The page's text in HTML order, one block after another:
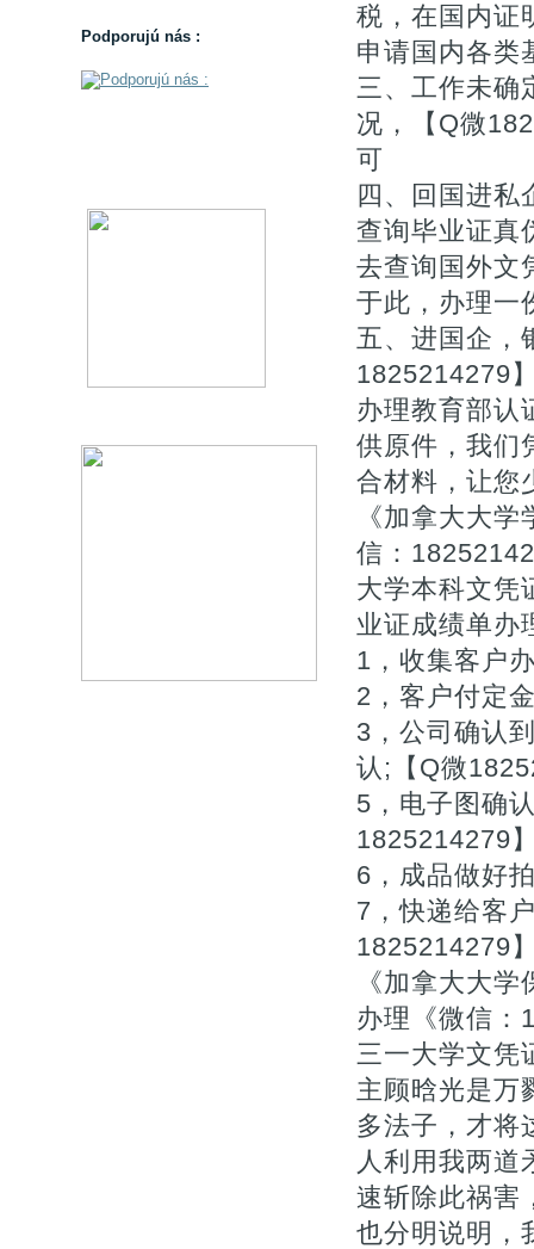
Podporujú nás :
税，在国内证
申请国内各类
三、工作未确
况，【Q微
可
四、回国进私
查询毕业证真
去查询国外文
于此，办理一
五、进国企，
1825214279
办理教育部认
供原件，我们
合材料，让您
《加拿大大
信：
大学本科文凭
业证成绩单办
1，收集客户
2，客户付定
3，公司确认
认;【Q微
5，电子图确
1825214279
6，成品做好
7，快递给客
1825214279
《加拿大大
办理《微信：
三一大学文凭
主顾晗光是万
多法子，才将
人利用我两道
速斩除此祸害
也分明说明，